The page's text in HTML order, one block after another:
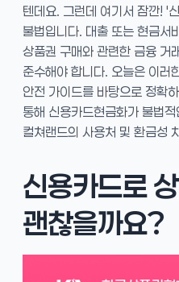
텐데요. 그런데 여기서 잠깐! '
불법입니다. 대출 또는 현금서
상품권 구매와 관련한 금융 거
준수해야 합니다. 오늘은 이러
안전 가이드를 바탕으로 정확
통해 신용카드현금화가 불법
컬쳐랜드의 사용처 및 환금성
신용카드로
괜찮을까요?